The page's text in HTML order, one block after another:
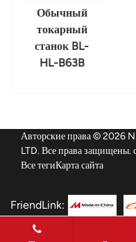
Обычный
токарный
станок BL-
HL-B63B
Авторские права © 2026
LTD. Все права защищены.
Все тегиКарта сайта
FriendLink: